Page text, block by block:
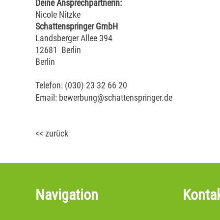
Deine Ansprechpartnerin:
Nicole Nitzke
Schattenspringer GmbH
Landsberger Allee 394
12681 Berlin
Berlin
Telefon: (030) 23 32 66 20
Email: bewerbung@schattenspringer.de
<< zurück
Navigation